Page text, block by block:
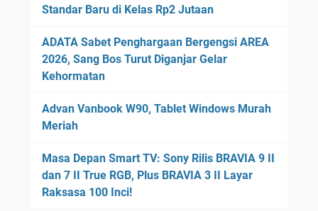
Standar Baru di Kelas Rp2 Jutaan
ADATA Sabet Penghargaan Bergengsi AREA
2026, Sang Bos Turut Diganjar Gelar
Kehormatan
Advan Vanbook W90, Tablet Windows Murah
Meriah
Masa Depan Smart TV: Sony Rilis BRAVIA 9 II
dan 7 II True RGB, Plus BRAVIA 3 II Layar
Raksasa 100 Inci!